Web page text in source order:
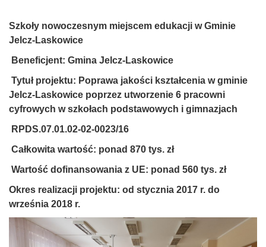
Szkoły nowoczesnym miejscem edukacji w Gminie
Jelcz-Laskowice
Beneficjent: Gmina Jelcz-Laskowice
Tytuł projektu: Poprawa jakości kształcenia w gminie
Jelcz-Laskowice poprzez utworzenie 6 pracowni
cyfrowych w szkołach podstawowych i gimnazjach
RPDS.07.01.02-02-0023/16
Całkowita wartość: ponad 870 tys. zł
Wartość dofinansowania z UE: ponad 560 tys. zł
Okres realizacji projektu: od stycznia 2017 r. do
września 2018 r.